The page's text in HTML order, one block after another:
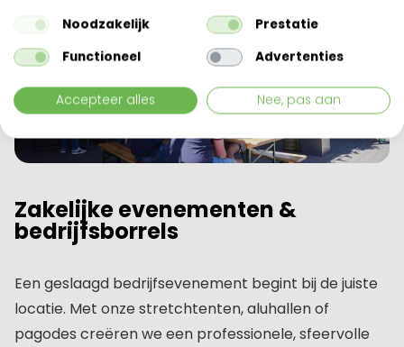
Zakelijke evenementen &
bedrijfsborrels
Een geslaagd bedrijfsevenement begint bij de juiste
locatie. Met onze stretchtenten, aluhallen of
pagodes creëren we een professionele, sfeervolle
Noodzakelijk
Prestatie
Functioneel
Advertenties
Accepteer alles Nee, pas aan